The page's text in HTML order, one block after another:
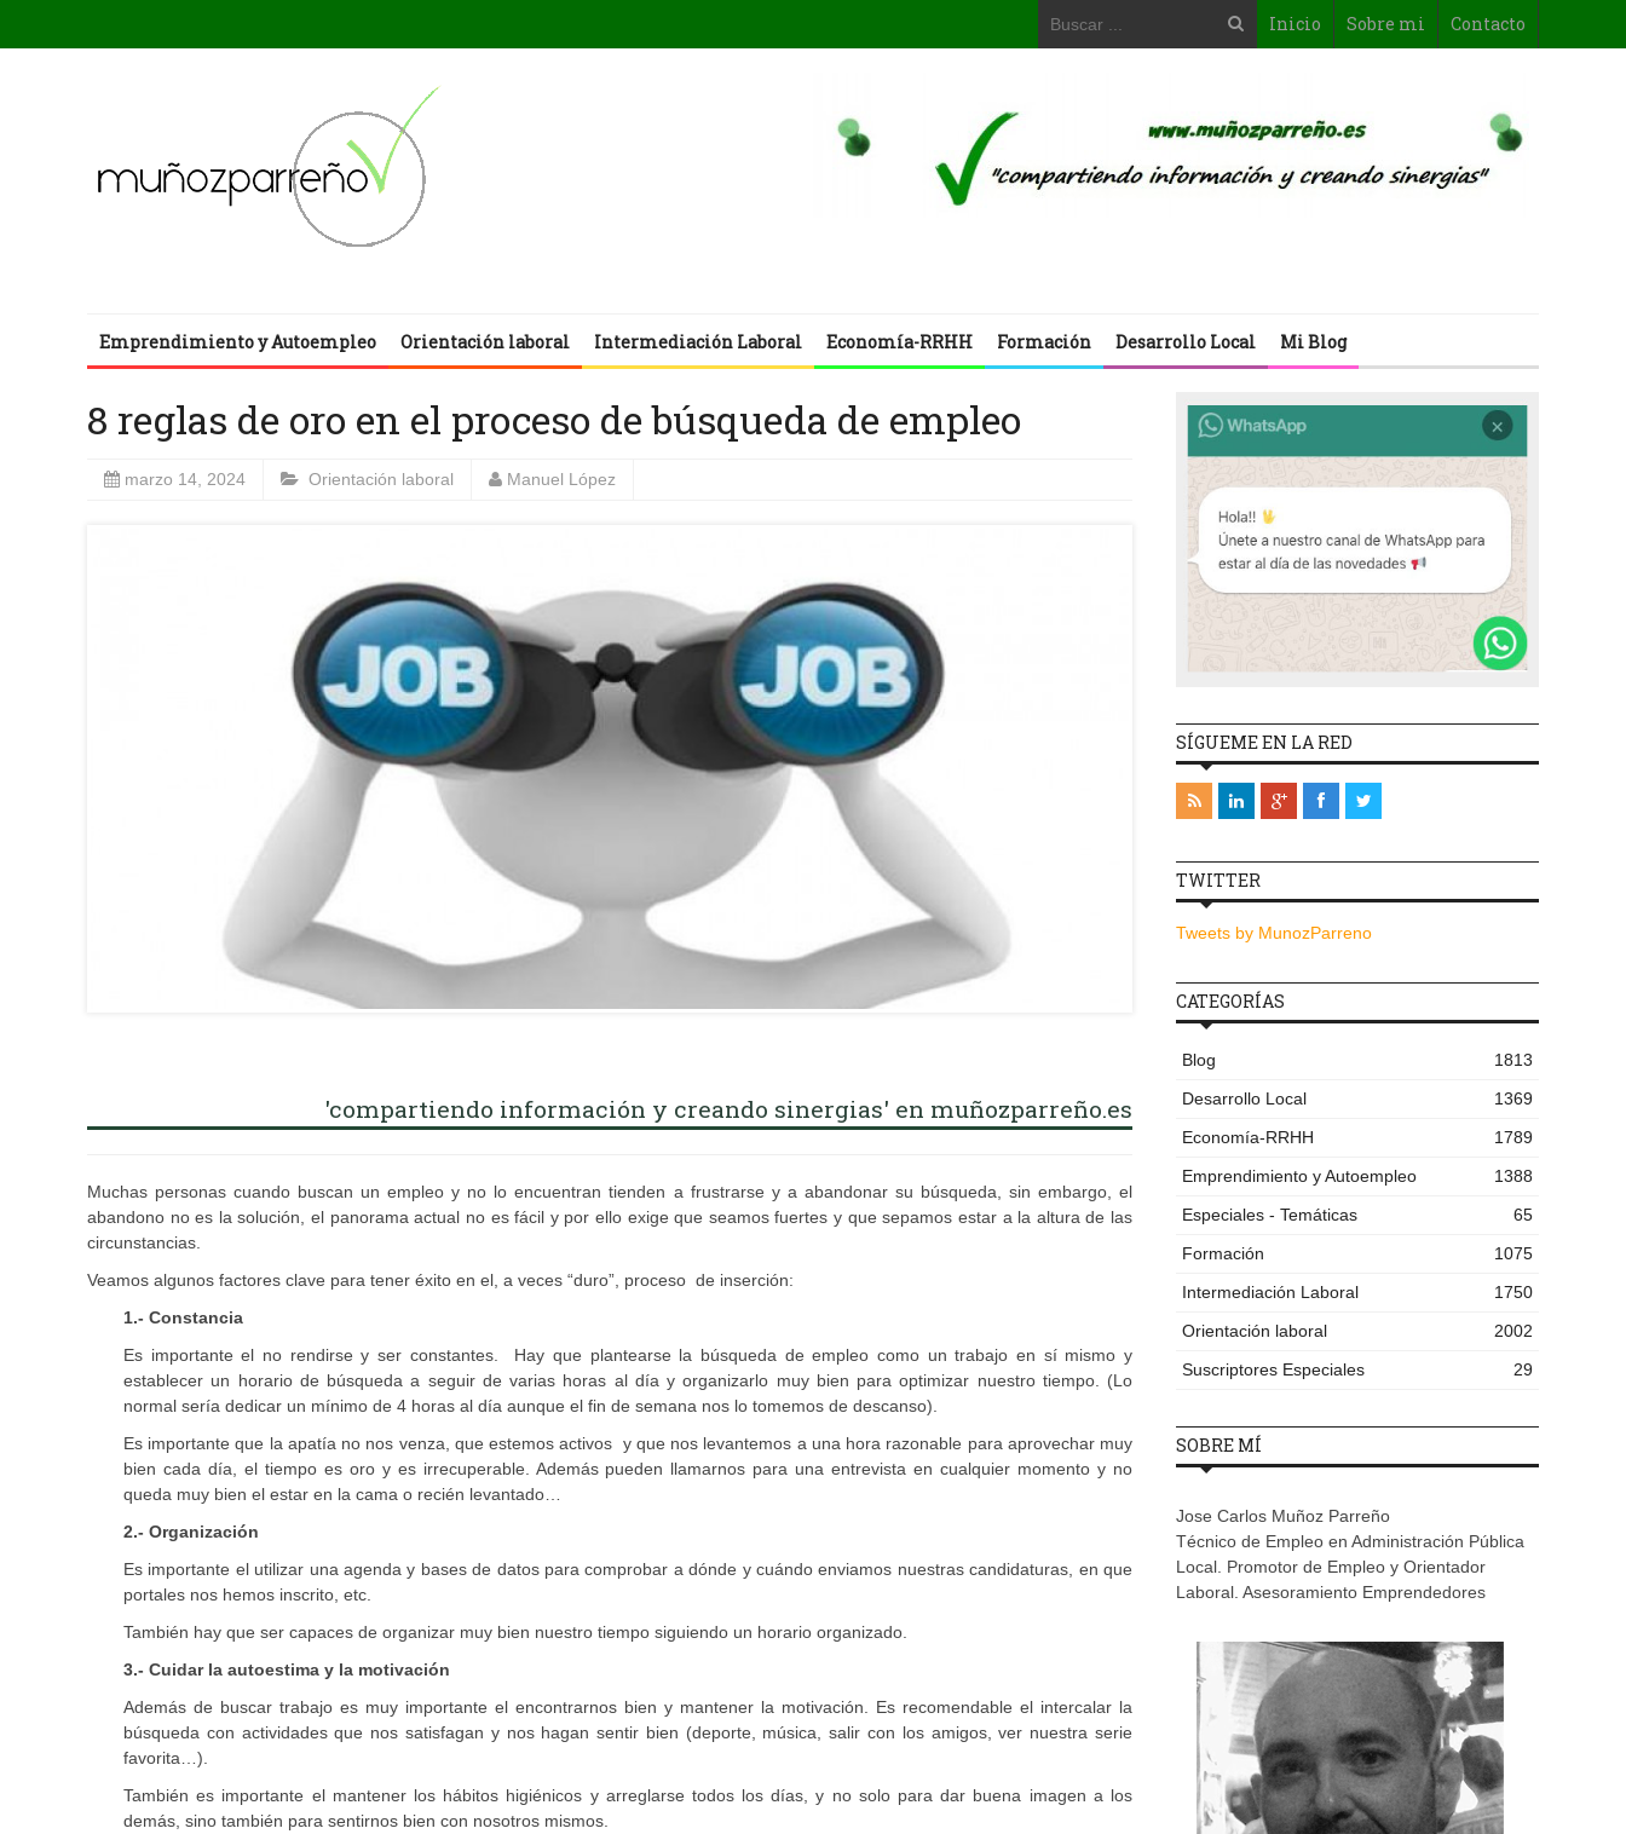
Inicio Sobre mi Contacto
Emprendimiento y Autoempleo Orientación laboral Intermediación Laboral Economía-RRHH Formación Desarrollo Local Mi Blog
8 reglas de oro en el proceso de búsqueda de empleo
marzo 14, 2024 Orientación laboral Manuel López
'compartiendo información y creando sinergias' en muñozparreño.es
Muchas personas cuando buscan un empleo y no lo encuentran tienden a frustrarse y a abandonar su búsqueda, sin embargo, el
abandono no es la solución, el panorama actual no es fácil y por ello exige que seamos fuertes y que sepamos estar a la altura de las
circunstancias.
Veamos algunos factores clave para tener éxito en el, a veces “duro”, proceso de inserción:
1.- Constancia
Es importante el no rendirse y ser constantes. Hay que plantearse la búsqueda de empleo como un trabajo en sí mismo y
establecer un horario de búsqueda a seguir de varias horas al día y organizarlo muy bien para optimizar nuestro tiempo. (Lo
normal sería dedicar un mínimo de 4 horas al día aunque el fin de semana nos lo tomemos de descanso).
Es importante que la apatía no nos venza, que estemos activos y que nos levantemos a una hora razonable para aprovechar muy
bien cada día, el tiempo es oro y es irrecuperable. Además pueden llamarnos para una entrevista en cualquier momento y no
queda muy bien el estar en la cama o recién levantado…
2.- Organización
Es importante el utilizar una agenda y bases de datos para comprobar a dónde y cuándo enviamos nuestras candidaturas, en que
portales nos hemos inscrito, etc.
También hay que ser capaces de organizar muy bien nuestro tiempo siguiendo un horario organizado.
3.- Cuidar la autoestima y la motivación
Además de buscar trabajo es muy importante el encontrarnos bien y mantener la motivación. Es recomendable el intercalar la
búsqueda con actividades que nos satisfagan y nos hagan sentir bien (deporte, música, salir con los amigos, ver nuestra serie
favorita…).
También es importante el mantener los hábitos higiénicos y arreglarse todos los días, y no solo para dar buena imagen a los
demás, sino también para sentirnos bien con nosotros mismos.
SÍGUEME EN LA RED
TWITTER
Tweets by MunozParreno
CATEGORÍAS
Blog
1813
Desarrollo Local
1369
Economía-RRHH
1789
Emprendimiento y Autoempleo
1388
Especiales - Temáticas
65
Formación
1075
Intermediación Laboral
1750
Orientación laboral
2002
Suscriptores Especiales
29
SOBRE MÍ
Jose Carlos Muñoz Parreño
Técnico de Empleo en Administración Pública
Local. Promotor de Empleo y Orientador
Laboral. Asesoramiento Emprendedores